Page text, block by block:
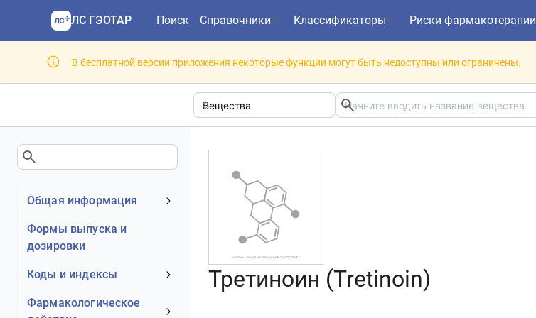
ЛС ГЭОТАР Поиск Справочники Классификаторы Риски фармакотерапии
В бесплатной версии приложения некоторые функции могут быть недоступны или ограничены.
Общая информация
Клинико-фармакологическая
группа
Формы выпуска и
дозировки
Коды и индексы
АТХ код
Фармакологическое
Третиноин (Tretinoin)